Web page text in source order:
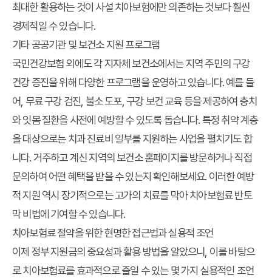
최대한 활용하는 것이 사설 치아보험에만 의존하는 것보다 훨씬
경제적일 수 있습니다.
기타 공공기관 및 보건소 지원 프로그램
국민건강보험 외에도 각 지자체 보건소에서는 지역 주민의 구강
건강 증진을 위해 다양한 프로그램을 운영하고 있습니다. 예를 들
어, 무료 구강 검진, 불소 도포, 구강 보건 교육 등을 제공하여 충치
와 잇몸 질환을 사전에 예방할 수 있도록 돕습니다. 특정 취약 계층
을 대상으로는 치과 진료비 일부를 지원하는 사업을 펼치기도 합
니다. 거주하고 계신 지역의 보건소 홈페이지를 방문하거나 직접
문의하여 어떤 혜택을 받을 수 있는지 확인해보세요. 이러한 예방
적 지원 역시 장기적으로는 고가의 치료를 막아치아보험료 반토
막 비법에 기여할 수 있습니다.
치아보험료 절약을 위한 현명한 접근법과 실용적 조언
이제 정부 지원금의 중요성과 활용 방법을 알았으니, 이를 바탕으
로 치아보험료를 효과적으로 줄일 수 있는 몇 가지 실용적인 조언